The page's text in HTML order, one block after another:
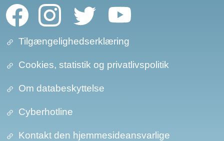
Tilgængelighedserklæring
Cookies, statistik og privatlivspolitik
Om databeskyttelse​​
Cyberhotline
Kontakt den hjemmesideansvarlige